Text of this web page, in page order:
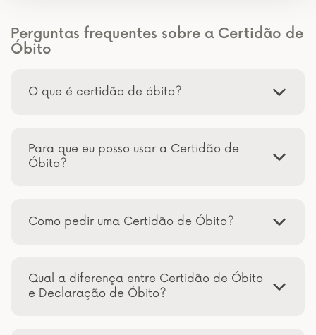
Perguntas frequentes sobre a Certidão de
Óbito
O que é certidão de óbito?
Para que eu posso usar a Certidão de
Óbito?
Como pedir uma Certidão de Óbito?
Qual a diferença entre Certidão de Óbito
e Declaração de Óbito?